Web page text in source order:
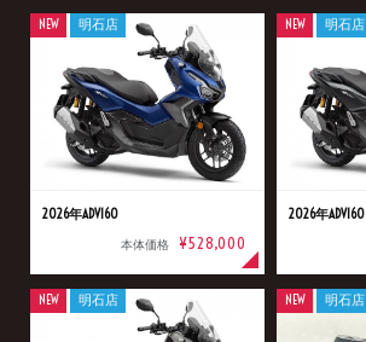
2026年ADV160
本体価格 ¥528,000
NEW 明石店
2026年ADV160
NEW 明石店
NEW 明石店 NEW 明石店